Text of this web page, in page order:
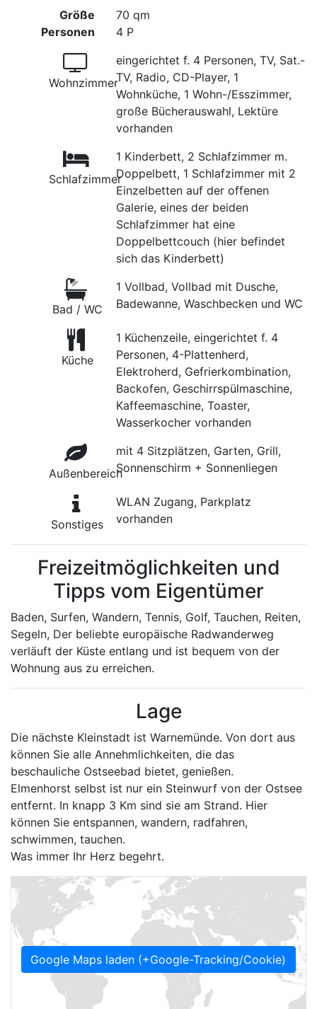
Größe
Personen
70 qm
4 P
Wohnzimmer
eingerichtet f. 4 Personen, TV, Sat.-
TV, Radio, CD-Player, 1
Wohnküche, 1 Wohn-/Esszimmer,
große Bücherauswahl, Lektüre
vorhanden
Schlafzimmer
1 Kinderbett, 2 Schlafzimmer m.
Doppelbett, 1 Schlafzimmer mit 2
Einzelbetten auf der offenen
Galerie, eines der beiden
Schlafzimmer hat eine
Doppelbettcouch (hier befindet
sich das Kinderbett)
Bad / WC
1 Vollbad, Vollbad mit Dusche,
Badewanne, Waschbecken und WC
Küche
1 Küchenzeile, eingerichtet f. 4
Personen, 4-Plattenherd,
Elektroherd, Gefrierkombination,
Backofen, Geschirrspülmaschine,
Kaffeemaschine, Toaster,
Wasserkocher vorhanden
Außenbereich
mit 4 Sitzplätzen, Garten, Grill,
Sonnenschirm + Sonnenliegen
Sonstiges
WLAN Zugang, Parkplatz
vorhanden
Freizeitmöglichkeiten und
Tipps vom Eigentümer
Baden, Surfen, Wandern, Tennis, Golf, Tauchen, Reiten,
Segeln, Der beliebte europäische Radwanderweg
verläuft der Küste entlang und ist bequem von der
Wohnung aus zu erreichen.
Lage
Die nächste Kleinstadt ist Warnemünde. Von dort aus
können Sie alle Annehmlichkeiten, die das
beschauliche Ostseebad bietet, genießen.
Elmenhorst selbst ist nur ein Steinwurf von der Ostsee
entfernt. In knapp 3 Km sind sie am Strand. Hier
können Sie entspannen, wandern, radfahren,
schwimmen, tauchen.
Was immer Ihr Herz begehrt.
Google Maps laden (+Google-Tracking/Cookie)